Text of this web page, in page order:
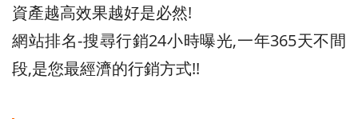
資產越高效果越好是必然!
網站排名-搜尋行銷24小時曝光,一年365天不間
段,是您最經濟的行銷方式!!